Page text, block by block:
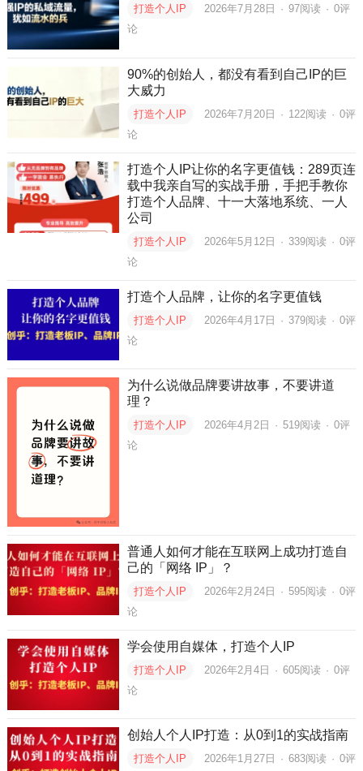
打造个人IP 2026年7月28日 · 97阅读 · 0评
论
90%的创始人，都没有看到自己IP的巨
大威力
打造个人IP 2026年7月20日 · 122阅读 · 0评
论
打造个人IP让你的名字更值钱：289页连
载中我亲自写的实战手册，手把手教你
打造个人品牌、十一大落地系统、一人
公司
打造个人IP 2026年5月12日 · 339阅读 · 0评
论
打造个人品牌，让你的名字更值钱
打造个人IP 2026年4月17日 · 379阅读 · 0评
论
为什么说做品牌要讲故事，不要讲道
理？
打造个人IP 2026年4月2日 · 519阅读 · 0评
论
普通人如何才能在互联网上成功打造自
己的「网络 IP」？
打造个人IP 2026年2月24日 · 595阅读 · 0评
论
学会使用自媒体，打造个人IP
打造个人IP 2026年2月4日 · 605阅读 · 0评
论
创始人个人IP打造：从0到1的实战指南
打造个人IP 2026年1月27日 · 683阅读 · 0评